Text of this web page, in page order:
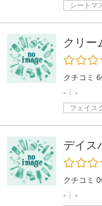
シートマ
クリー
クチコミ 6
-
-
フェイス
デイス
クチコミ 0
-
-